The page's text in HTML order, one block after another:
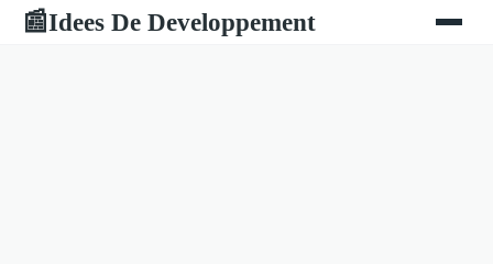
📰Idees De Developpement